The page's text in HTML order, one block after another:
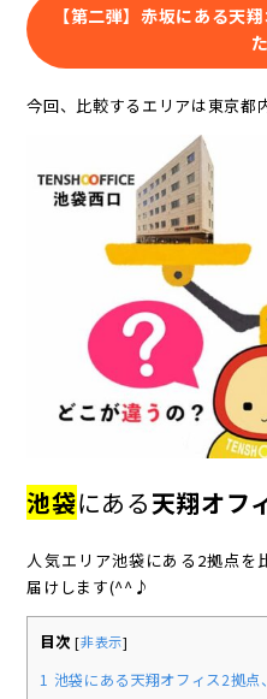
【第二弾】赤坂にある天
今回、比較するエリアは東京都
池袋にある天翔オフ
人気エリア池袋にある2拠点を
届けします(^^♪
目次 [非表示]
1 池袋にある天翔オフィス2拠点